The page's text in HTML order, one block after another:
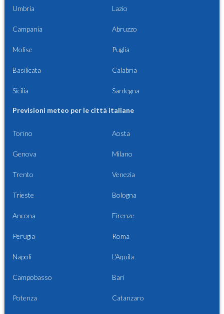
Umbria Lazio
Campania Abruzzo
Molise Puglia
Basilicata Calabria
Sicilia Sardegna
Previsioni meteo per le città italiane
Torino Aosta
Genova Milano
Trento Venezia
Trieste Bologna
Ancona Firenze
Perugia Roma
Napoli L'Aquila
Campobasso Bari
Potenza Catanzaro